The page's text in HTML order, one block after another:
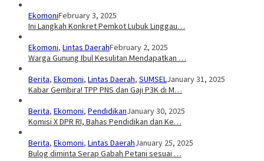
EkomoniFebruary 3, 2025
Ini Langkah Konkret Pemkot Lubuk Linggau…
Ekomoni, Lintas DaerahFebruary 2, 2025
Warga Gunung Ibul Kesulitan Mendapatkan …
Berita, Ekomoni, Lintas Daerah, SUMSELJanuary 31, 2025
Kabar Gembira! TPP PNS dan Gaji P3K di M…
Berita, Ekomoni, PendidikanJanuary 30, 2025
Komisi X DPR RI, Bahas Pendidikan dan Ke…
Berita, Ekomoni, Lintas DaerahJanuary 25, 2025
Bulog diminta Serap Gabah Petani sesuai …